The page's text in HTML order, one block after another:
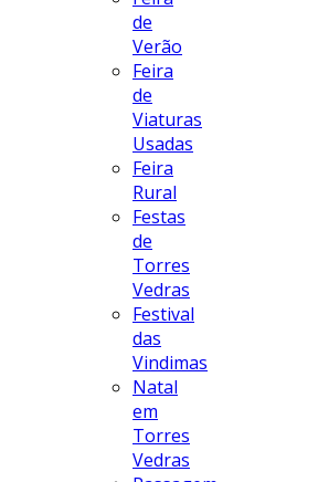
de
Verão
Feira
de
Viaturas
Usadas
Feira
Rural
Festas
de
Torres
Vedras
Festival
das
Vindimas
Natal
em
Torres
Vedras